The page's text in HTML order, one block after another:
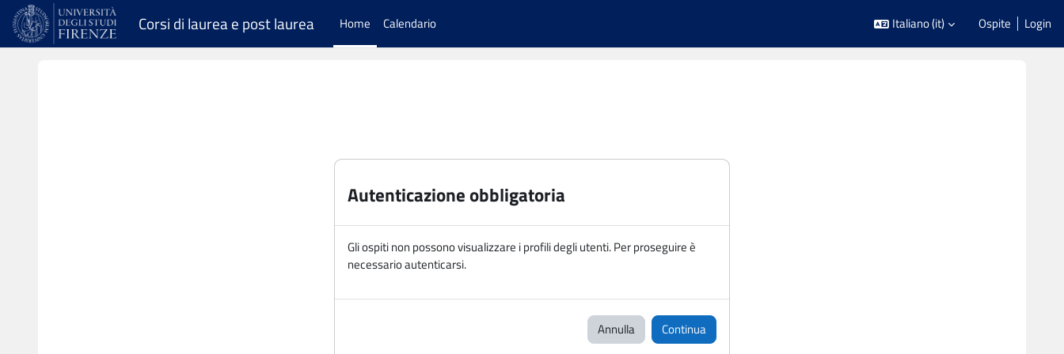
Vai al contenuto principale
Corsi di laurea e post laurea Home Calendario Italiano ‎(it)‎ Ospite Login
Autenticazione obbligatoria
Gli ospiti non possono visualizzare i profili degli utenti. Per proseguire è
necessario autenticarsi.
Annulla Continua